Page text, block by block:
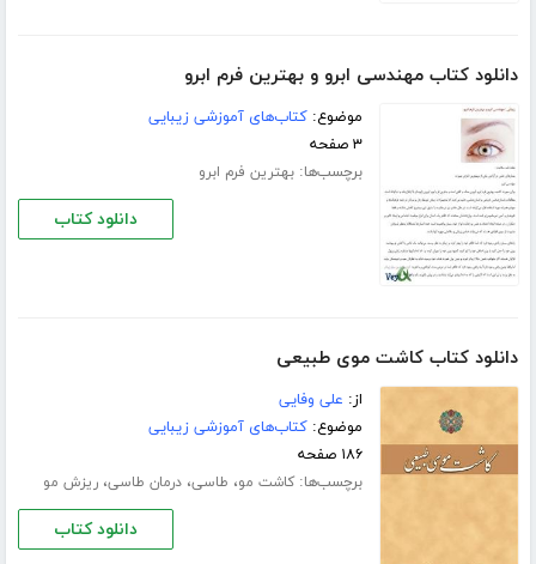
دانلود کتاب مهندسی ابرو و بهترین فرم ابرو
موضوع:کتاب‌های آموزشی زیبایی
۳ صفحه
برچسب‌ها:بهترین فرم ابرو
دانلود کتاب
دانلود کتاب کاشت موی طبیعی
از: علی وفایی
موضوع:کتاب‌های آموزشی زیبایی
۱۸۶ صفحه
برچسب‌ها:کاشت مو، طاسی،درمان طاسی،ریزش مو
دانلود کتاب